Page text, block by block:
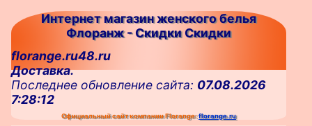
Интернет магазин женского белья
Флоранж - Скидки Скидки
florange.ru48.ru
Доставка.
Последнее обновление сайта: 07.08.2026
7:28:12
Официальный сайт компании Florange:florange.ru